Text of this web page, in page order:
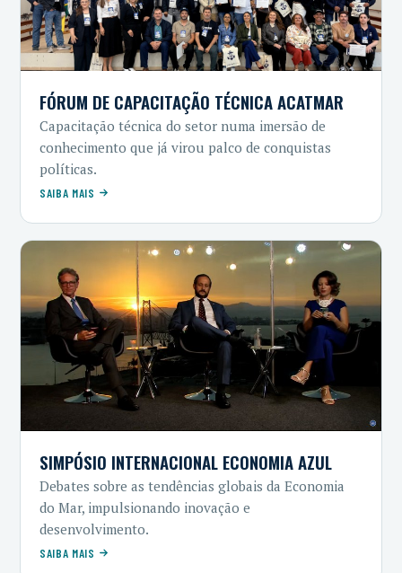
FÓRUM DE CAPACITAÇÃO TÉCNICA ACATMAR
Capacitação técnica do setor numa imersão de
conhecimento que já virou palco de conquistas
políticas.
SAIBA MAIS
SIMPÓSIO INTERNACIONAL ECONOMIA AZUL
Debates sobre as tendências globais da Economia
do Mar, impulsionando inovação e
desenvolvimento.
SAIBA MAIS